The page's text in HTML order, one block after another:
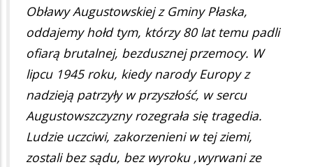
Obławy Augustowskiej z Gminy Płaska,
oddajemy hołd tym, którzy 80 lat temu padli
ofiarą brutalnej, bezdusznej przemocy. W
lipcu 1945 roku, kiedy narody Europy z
nadzieją patrzyły w przyszłość, w sercu
Augustowszczyzny rozegrała się tragedia.
Ludzie uczciwi, zakorzenieni w tej ziemi,
zostali bez sądu, bez wyroku ,wyrwani ze